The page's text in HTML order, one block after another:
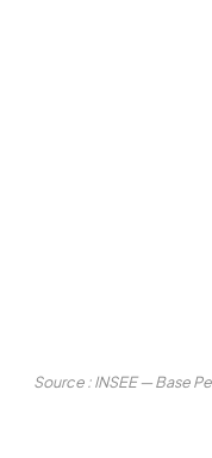
Source : INSEE — Base